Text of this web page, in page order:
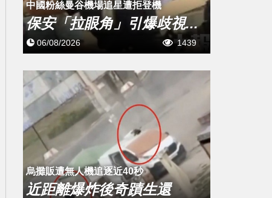
中國粉絲曼谷機場追星遭拒登機
保安「拉眼角」引爆歧視...
06/08/2026 1439
烏攤販遭無人機追逐近40秒
近距離爆炸後奇蹟生還